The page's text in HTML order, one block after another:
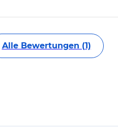
Alle Bewertungen (1)